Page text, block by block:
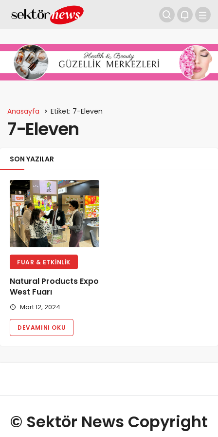
Anasayfa Etiket: 7-Eleven
7-Eleven
SON YAZILAR
FUAR & ETKINLIK
Natural Products Expo
West Fuarı
Mart 12, 2024
DEVAMINI OKU
© Sektör News Copyright